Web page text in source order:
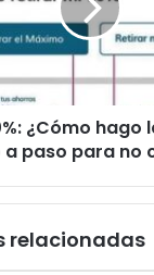
¿Cómo hago
a paso para no
relacionadas